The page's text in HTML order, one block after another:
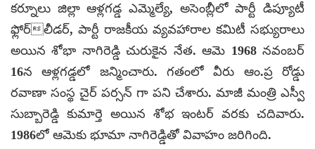
కర్నూలు జిల్లా ఆళ్లగడ్డ ఎమ్మెల్యే, అసెంబ్లీలో పార్టీ డిప్యూటీ
ఫ్లోర్లీడర్, పార్టీ రాజకీయ వ్యవహారాల కమిటీ సభ్యురాలు
అయిన శోభా నాగిరెడ్డి చురుకైన నేత. ఆమె 1968 నవంబర్‌
16న ఆళ్లగడ్డలో జన్మించారు. గతంలో వీరు ఆం.ప్ర రోడ్డు
రవాణా సంస్థ చైర్ పర్సన్ గా పని చేశారు. మాజీ మంత్రి ఎస్వీ
సుబ్బారెడ్డి కుమార్తె అయిన శోభ ఇంటర్ వరకు చదివారు.
1986లో ఆమెకు భూమా నాగిరెడ్డితో వివాహం జరిగింది.